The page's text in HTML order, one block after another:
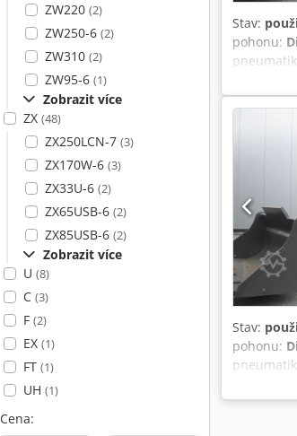
ZW220 (2)
ZW250-6 (2)
ZW310 (2)
ZW95-6 (1)
Zobrazit více
ZX (48)
ZX250LCN-7 (3)
ZX170W-6 (3)
ZX33U-6 (2)
ZX65USB-6 (2)
ZX85USB-6 (2)
Zobrazit více
U (8)
C (3)
F (2)
EX (1)
FT (1)
UH (1)
Cena:
Stav:
pohonu:
zadních
volně
Stav:
pohonu:
volně